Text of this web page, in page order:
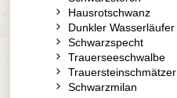
Hausrotschwanz
Dunkler Wasserläufer
Schwarzspecht
Trauerseeschwalbe
Trauersteinschmätzer
Schwarzmilan